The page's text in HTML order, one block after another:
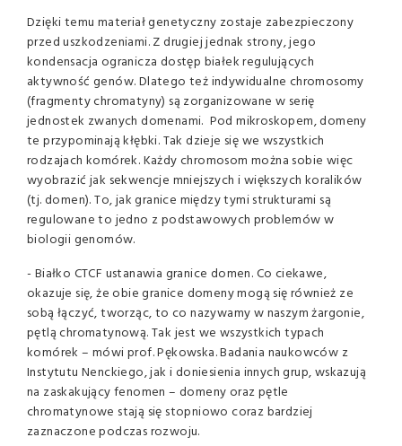
Dzięki temu materiał genetyczny zostaje zabezpieczony
przed uszkodzeniami. Z drugiej jednak strony, jego
kondensacja ogranicza dostęp białek regulujących
aktywność genów. Dlatego też indywidualne chromosomy
(fragmenty chromatyny) są zorganizowane w serię
jednostek zwanych domenami. Pod mikroskopem, domeny
te przypominają kłębki. Tak dzieje się we wszystkich
rodzajach komórek. Każdy chromosom można sobie więc
wyobrazić jak sekwencje mniejszych i większych koralików
(tj. domen). To, jak granice między tymi strukturami są
regulowane to jedno z podstawowych problemów w
biologii genomów.
- Białko CTCF ustanawia granice domen. Co ciekawe,
okazuje się, że obie granice domeny mogą się również ze
sobą łączyć, tworząc, to co nazywamy w naszym żargonie,
pętlą chromatynową. Tak jest we wszystkich typach
komórek – mówi prof. Pękowska. Badania naukowców z
Instytutu Nenckiego, jak i doniesienia innych grup, wskazują
na zaskakujący fenomen – domeny oraz pętle
chromatynowe stają się stopniowo coraz bardziej
zaznaczone podczas rozwoju.